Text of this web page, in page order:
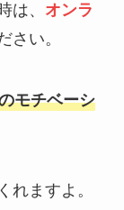
は、 オンラ
さい。
モチベーシ
れますよ。